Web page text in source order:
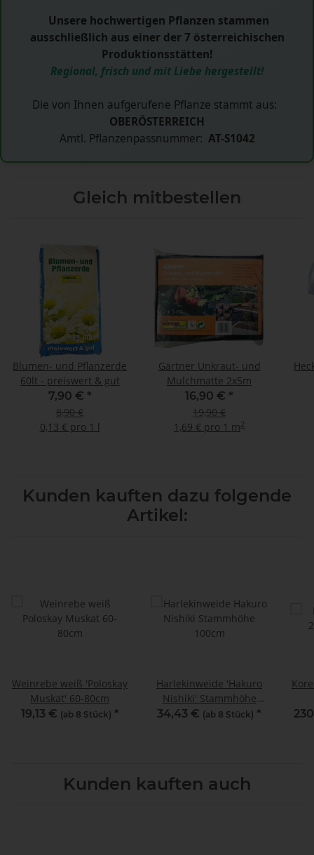
Unsere hochwertigen Pflanzen stammen
ausschließlich aus einer der 7 österreichischen
Produktionsstätten!
Regional, frisch und mit Liebe hergestellt!
Die von Ihnen aufgerufene Pflanze stammt aus:
OBERÖSTERREICH
Amtl. Pflanzenpassnummer: AT-S1042
Gleich mitbestellen
Blumen- und Pflanzerde
60lt - preiswert & gut
7,90 € *
8,90 €
0,13 € pro 1 l
Gärtner Unkraut- und
Mulchmatte 2x5m
16,90 € *
19,90 €
1,69 € pro 1 m2
Kunden kauften dazu folgende
Artikel:
Weinrebe weiß 'Poloskay
Muskat' 60-80cm
19,13 € (ab 8 Stück) *
Harlekinweide 'Hakuro
Nishiki' Stammhöhe
100cm
34,43 € (ab 8 Stück) *
Kunden kauften auch